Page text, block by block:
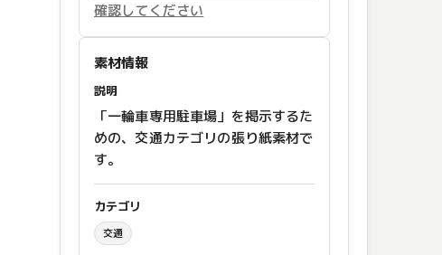
確認してください
素材情報
説明
「一輪車専用駐車場」を掲示するた
めの、交通カテゴリの張り紙素材で
す。
カテゴリ
交通